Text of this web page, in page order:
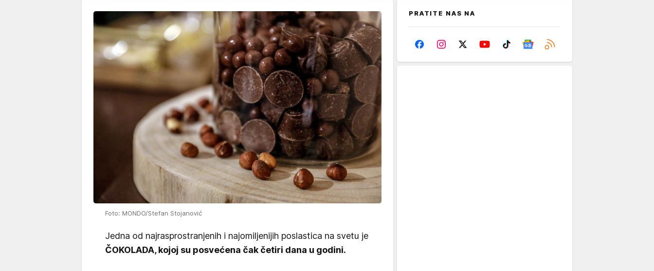
Foto: MONDO/Stefan Stojanović
Jedna od najrasprostranjenih i najomiljenijih poslastica na svetu je
ČOKOLADA, kojoj su posvećena čak četiri dana u godini.
PRATITE NAS NA